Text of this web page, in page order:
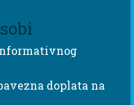
doplata na